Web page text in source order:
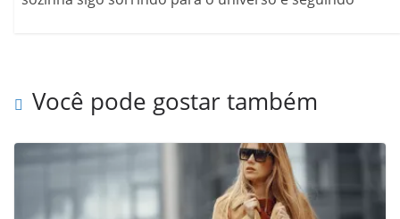
Você pode gostar também